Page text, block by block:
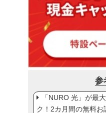
参
「NURO 光」が最
ク！2カ月間の無料